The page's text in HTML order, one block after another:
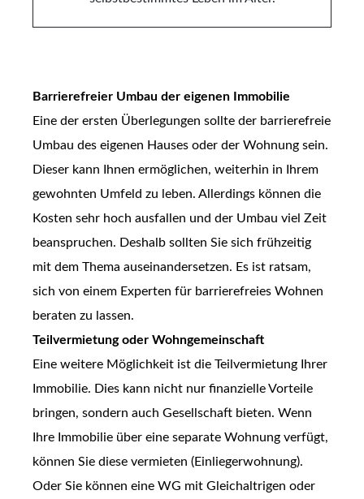
Barrierefreier Umbau der eigenen Immobilie
Eine der ersten Überlegungen sollte der barrierefreie
Umbau des eigenen Hauses oder der Wohnung sein.
Dieser kann Ihnen ermöglichen, weiterhin in Ihrem
gewohnten Umfeld zu leben. Allerdings können die
Kosten sehr hoch ausfallen und der Umbau viel Zeit
beanspruchen. Deshalb sollten Sie sich frühzeitig
mit dem Thema auseinandersetzen. Es ist ratsam,
sich von einem Experten für barrierefreies Wohnen
beraten zu lassen.
Teilvermietung oder Wohngemeinschaft
Eine weitere Möglichkeit ist die Teilvermietung Ihrer
Immobilie. Dies kann nicht nur finanzielle Vorteile
bringen, sondern auch Gesellschaft bieten. Wenn
Ihre Immobilie über eine separate Wohnung verfügt,
können Sie diese vermieten (Einliegerwohnung).
Oder Sie können eine WG mit Gleichaltrigen oder